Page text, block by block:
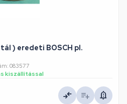
) eredeti BOSCH pl.
083577
kiszállítással